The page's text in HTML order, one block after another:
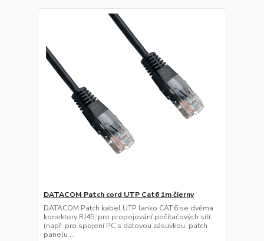
DATACOM Patch cord UTP Cat6 1m čierny
DATACOM Patch kabel UTP lanko CAT.6 se dvěma
konektory RJ45, pro propojování počítačových sítí
(např. pro spojení PC s datovou zásuvkou, patch
panelu ...